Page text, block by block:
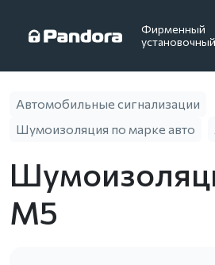
Фирменный
Автомобильные сигнализации
Шумоизоляция по марке авто
M5